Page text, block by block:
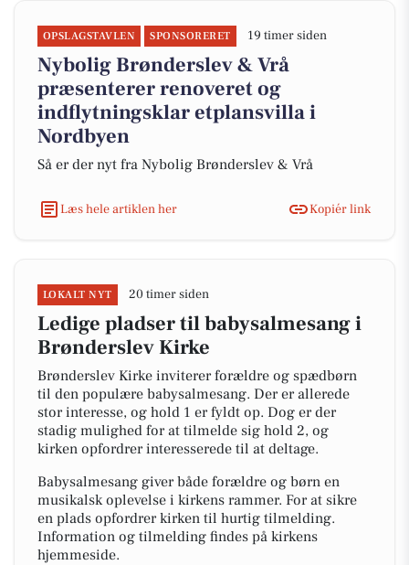
OPSLAGSTAVLEN SPONSORERET 19 timer siden
Nybolig Brønderslev & Vrå
præsenterer renoveret og
indflytningsklar etplansvilla i
Nordbyen
Så er der nyt fra Nybolig Brønderslev & Vrå
Læs hele artiklen her Kopiér link
LOKALT NYT 20 timer siden
Ledige pladser til babysalmesang i
Brønderslev Kirke
Brønderslev Kirke inviterer forældre og spædbørn
til den populære babysalmesang. Der er allerede
stor interesse, og hold 1 er fyldt op. Dog er der
stadig mulighed for at tilmelde sig hold 2, og
kirken opfordrer interesserede til at deltage.
Babysalmesang giver både forældre og børn en
musikalsk oplevelse i kirkens rammer. For at sikre
en plads opfordrer kirken til hurtig tilmelding.
Information og tilmelding findes på kirkens
hjemmeside.